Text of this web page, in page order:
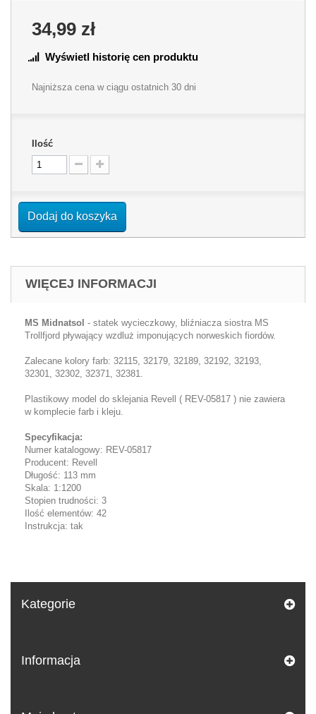
34,99 zł
Wyświetl historię cen produktu
Najniższa cena w ciągu ostatnich 30 dni
Ilość
Dodaj do koszyka
WIĘCEJ INFORMACJI
MS Midnatsol - statek wycieczkowy, bliźniacza siostra MS
Trollfjord pływający wzdluż imponujących norweskich fiordów.
Zalecane kolory farb: 32115, 32179, 32189, 32192, 32193,
32301, 32302, 32371, 32381.
Plastikowy model do sklejania Revell ( REV-05817 ) nie zawiera
w komplecie farb i kleju.
Specyfikacja:
Numer katalogowy: REV-05817
Producent: Revell
Długość: 113 mm
Skala: 1:1200
Stopien trudności: 3
Ilość elementów: 42
Instrukcja: tak
Kategorie
Informacja